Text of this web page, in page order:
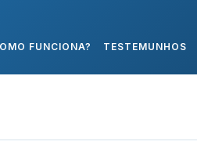
FUNCIONA? TESTEMUNHOS